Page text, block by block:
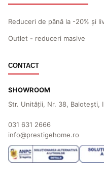
Reduceri de până la -20% și
Outlet - reduceri masive
CONTACT
SHOWROOM
Str. Unităţii, Nr. 38, Baloteşti,
031 631 2666
info@prestigehome.ro